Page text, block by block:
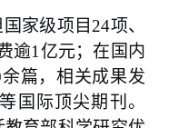
家级项目 24项、
逾1 亿元；在国内
余篇，相关成果发
等国际顶尖期刊。